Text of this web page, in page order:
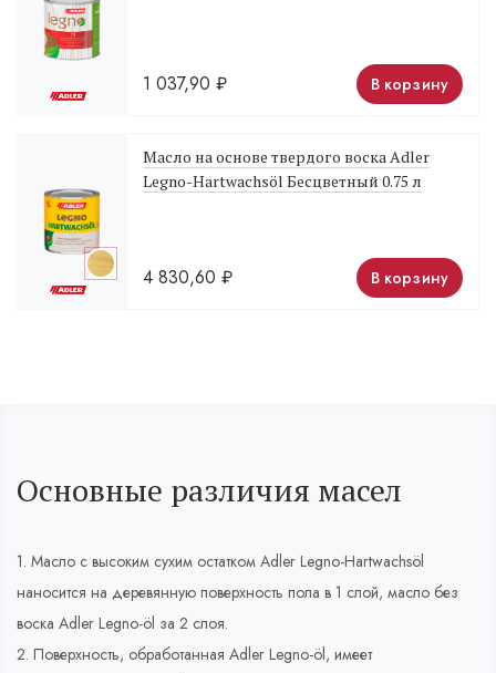
1 037,90 ₽ В корзину
Масло на основе твердого воска Adler
Legno-Hartwachsöl Бесцветный 0.75 л
4 830,60 ₽ В корзину
Основные различия масел
1. Масло с высоким сухим остатком Adler Legno-Hartwachsöl
наносится на деревянную поверхность пола в 1 слой, масло без
воска Adler Legno-öl за 2 слоя.
2. Поверхность, обработанная Adler Legno-öl, имеет